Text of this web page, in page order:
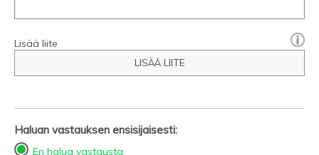
Lisää liite
LISÄÄ LIITE
Haluan vastauksen ensisijaisesti:
En halua vastausta